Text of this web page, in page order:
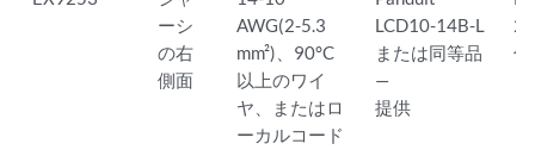
ーシ
の右
側面
AWG(2-5.3
mm²)、90°C
以上のワイ
ヤ、またはロ
ーカルコード
LCD10-14B-L
または同等品
—
提供
2